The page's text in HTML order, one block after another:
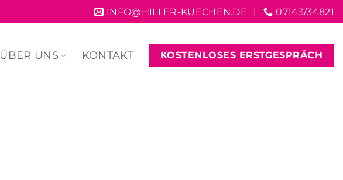
INFO@HILLER-KUECHEN.DE 07143/34821
ÜBER UNS KONTAKT KOSTENLOSES ERSTGESPRÄCH